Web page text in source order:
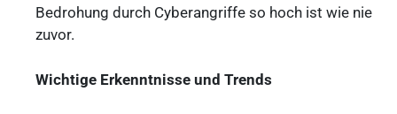
Bedrohung durch Cyberangriffe so hoch ist wie nie
zuvor.
Wichtige Erkenntnisse und Trends